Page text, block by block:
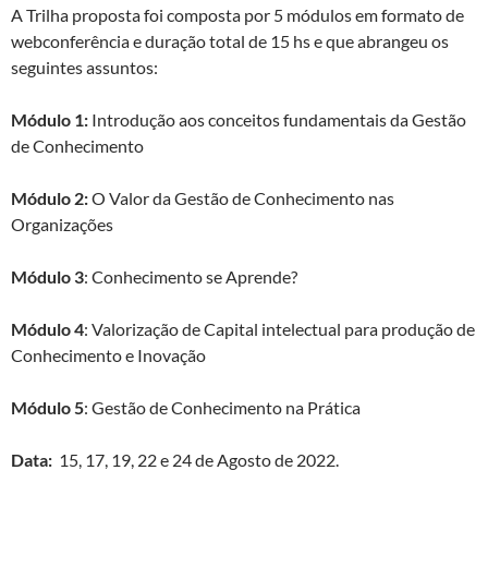
A Trilha proposta foi composta por 5 módulos em formato de
webconferência e duração total de 15 hs e que abrangeu os
seguintes assuntos:
Módulo 1: Introdução aos conceitos fundamentais da Gestão
de Conhecimento
Módulo 2:O Valor da Gestão de Conhecimento nas
Organizações
Módulo 3: Conhecimento se Aprende?
Módulo 4: Valorização de Capital intelectual para produção de
Conhecimento e Inovação
Módulo 5: Gestão de Conhecimento na Prática
Data: 15, 17, 19, 22 e 24 de Agosto de 2022.